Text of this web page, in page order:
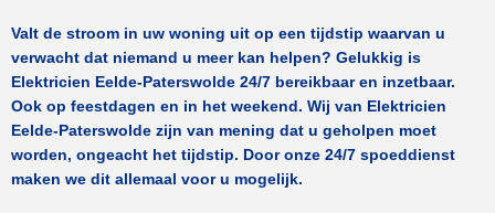
Valt de stroom in uw woning uit op een tijdstip waarvan u
verwacht dat niemand u meer kan helpen? Gelukkig is
Elektricien Eelde-Paterswolde 24/7 bereikbaar en inzetbaar.
Ook op feestdagen en in het weekend. Wij van Elektricien
Eelde-Paterswolde zijn van mening dat u geholpen moet
worden, ongeacht het tijdstip. Door onze 24/7 spoeddienst
maken we dit allemaal voor u mogelijk.